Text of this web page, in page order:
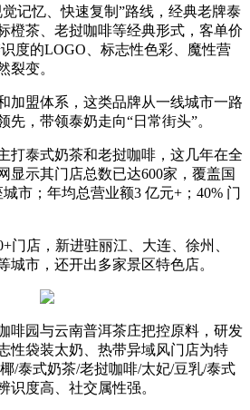
记忆、快速复制”路线，经典老牌泰
橙茶、老挝咖啡等经典形式，客单价
度的LOGO、标志性色彩、魔性营
裂变。
加盟体系，这类品牌从一线城市一路
，带领泰奶走向“日常街头”。
打泰式奶茶和老挝咖啡，这几年在全
显示其门店总数已达600家，覆盖国
市；年均总营业额3 亿元+；40% 门
门店，新进驻丽江、大连、徐州、
城市，还开出多家景区特色店。
啡园与云南普洱茶庄把控原料，研发
性袋装太奶、热带异域风门店为特
/泰式奶茶/老挝咖啡/太妃/豆乳/泰式
识度高、社交属性强。